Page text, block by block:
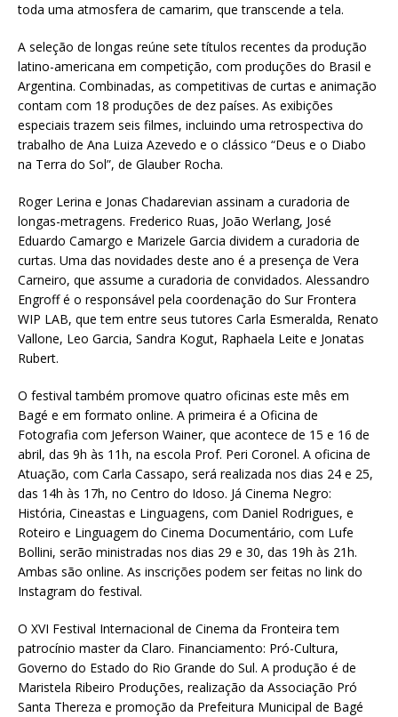
toda uma atmosfera de camarim, que transcende a tela.
A seleção de longas reúne sete títulos recentes da produção
latino-americana em competição, com produções do Brasil e
Argentina. Combinadas, as competitivas de curtas e animação
contam com 18 produções de dez países. As exibições
especiais trazem seis filmes, incluindo uma retrospectiva do
trabalho de Ana Luiza Azevedo e o clássico “Deus e o Diabo
na Terra do Sol”, de Glauber Rocha.
Roger Lerina e Jonas Chadarevian assinam a curadoria de
longas-metragens. Frederico Ruas, João Werlang, José
Eduardo Camargo e Marizele Garcia dividem a curadoria de
curtas. Uma das novidades deste ano é a presença de Vera
Carneiro, que assume a curadoria de convidados. Alessandro
Engroff é o responsável pela coordenação do Sur Frontera
WIP LAB, que tem entre seus tutores Carla Esmeralda, Renato
Vallone, Leo Garcia, Sandra Kogut, Raphaela Leite e Jonatas
Rubert.
O festival também promove quatro oficinas este mês em
Bagé e em formato online. A primeira é a Oficina de
Fotografia com Jeferson Wainer, que acontece de 15 e 16 de
abril, das 9h às 11h, na escola Prof. Peri Coronel. A oficina de
Atuação, com Carla Cassapo, será realizada nos dias 24 e 25,
das 14h às 17h, no Centro do Idoso. Já Cinema Negro:
História, Cineastas e Linguagens, com Daniel Rodrigues, e
Roteiro e Linguagem do Cinema Documentário, com Lufe
Bollini, serão ministradas nos dias 29 e 30, das 19h às 21h.
Ambas são online. As inscrições podem ser feitas no link do
Instagram do festival.
O XVI Festival Internacional de Cinema da Fronteira tem
patrocínio master da Claro. Financiamento: Pró-Cultura,
Governo do Estado do Rio Grande do Sul. A produção é de
Maristela Ribeiro Produções, realização da Associação Pró
Santa Thereza e promoção da Prefeitura Municipal de Bagé